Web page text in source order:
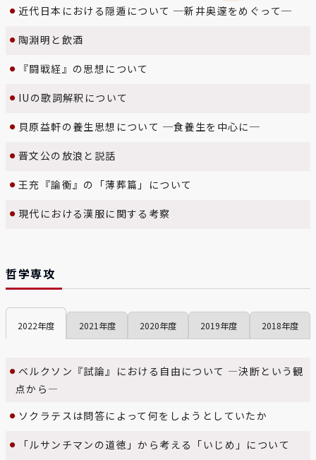
近代日本における隠遁について ─新井奥𨗉をめぐって─
陶淵明と飲酒
『闘戦経』の思想について
IUの歌詞解釈について
貝原益軒の養生思想について ─食養生を中心に─
晋文公の放浪と説話
王充『論衡』の「薄葬篇」について
現代における漢服に関する考察
哲学専攻
2022 2021 2020 2019 2018
ベルクソン『試論』における自由について ―決断という観
点から―
ソクラテスは問答によって何をしようとしていたか
「ルサンチマンの道徳」から考える「いじめ」について